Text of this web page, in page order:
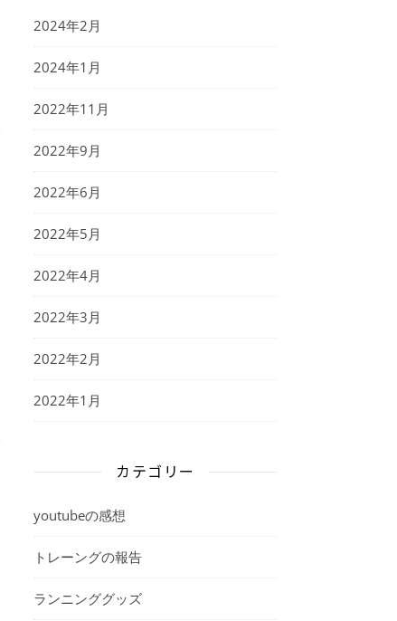
2024年2月
2024年1月
2022年11月
2022年9月
2022年6月
2022年5月
2022年4月
2022年3月
2022年2月
2022年1月
カテゴリー
youtubeの感想
トレーングの報告
ランニンググッズ